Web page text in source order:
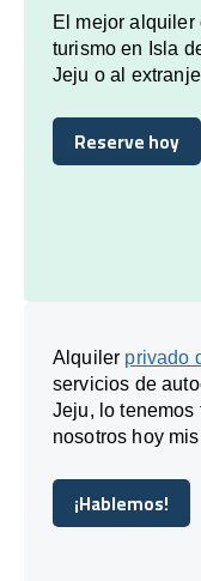
El mejor alquiler
turismo en Isla
Jeju o al
Reserve hoy
Reserve hoy
Alquiler privado
servicios de
Jeju, lo tenemos
nosotros hoy
¡Hablemos!
¡Hablemos!